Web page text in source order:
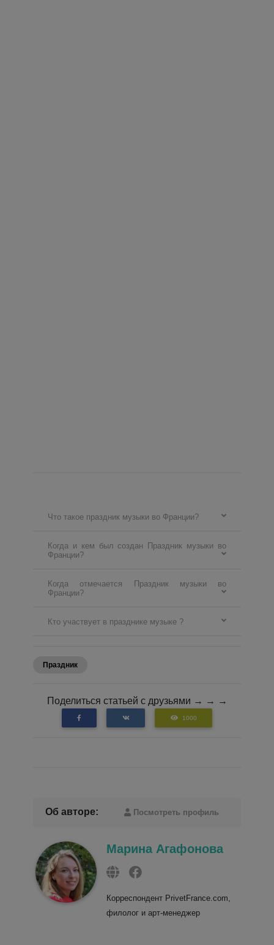
Что такое праздник музыки во Франции?
Когда и кем был создан Праздник музыки во
Франции?
Когда отмечается Праздник музыки во
Франции?
Кто участвует в празднике музыке ?
Праздник
Поделиться статьей с друзьями → → →
1000
Об авторе: Посмотреть профиль
Марина Агафонова
Корреспондент PrivetFrance.com,
филолог и арт-менеджер